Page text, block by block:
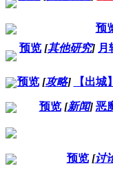
预
预览 [其他研究]
预览 [攻略] 【出
预览 [新闻] 恶
预览 [讨